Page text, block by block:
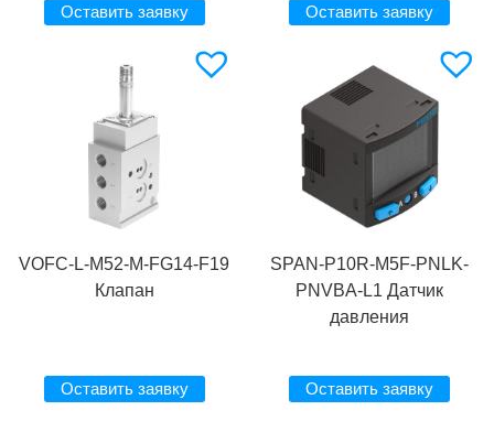
Оставить заявку Оставить заявку
VOFC-L-M52-M-FG14-F19
Клапан
Оставить заявку
SPAN-P10R-M5F-PNLK-
PNVBA-L1 Датчик
давления
Оставить заявку